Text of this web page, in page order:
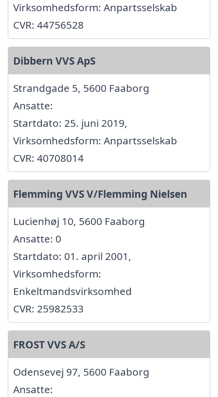
Virksomhedsform: Anpartsselskab
CVR: 44756528
Dibbern VVS ApS
Strandgade 5, 5600 Faaborg
Ansatte:
Startdato: 25. juni 2019,
Virksomhedsform: Anpartsselskab
CVR: 40708014
Flemming VVS V/Flemming Nielsen
Lucienhøj 10, 5600 Faaborg
Ansatte: 0
Startdato: 01. april 2001,
Virksomhedsform:
Enkeltmandsvirksomhed
CVR: 25982533
FROST VVS A/S
Odensevej 97, 5600 Faaborg
Ansatte: